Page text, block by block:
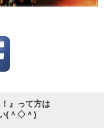
』って方は
(＾◇＾)